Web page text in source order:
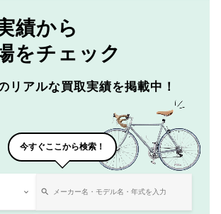
績から
をチェック
リアルな買取実績を掲載中！
今すぐここから検索！